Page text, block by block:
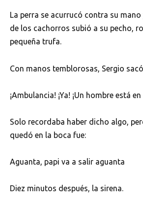
La perra se acurrucó contra su
de los cachorros subió a su pecho,
pequeña trufa.
Con manos temblorosas, Sergio sacó
¡Ambulancia! ¡Ya! ¡Un hombre está
Solo recordaba haber dicho algo,
quedó en la boca fue:
Aguanta, papi va a salir aguanta
Diez minutos después, la sirena.